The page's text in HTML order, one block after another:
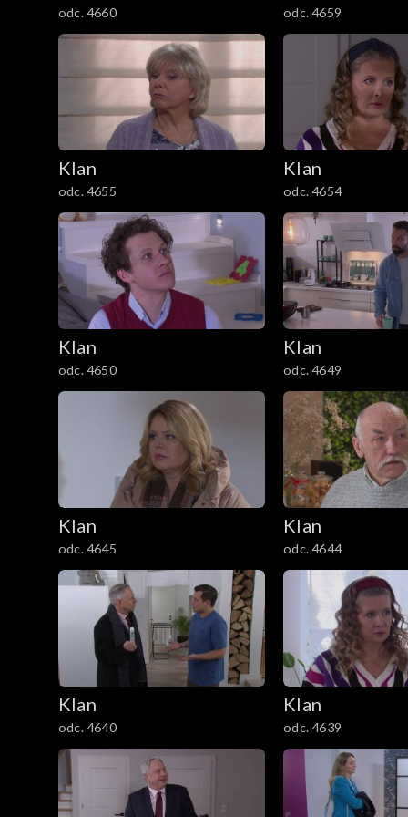
1101–1200
1001–1100
901–1000
801–900
701–800
601–700
501–600
401–500
301–400
201–300
101–200
1–100
odc. 4660 odc. 4659
Klan
odc. 4655
Klan
odc. 4654
Klan
odc. 4650
Klan
odc. 4649
Klan
odc. 4645
Klan
odc. 4644
Klan
odc. 4640
Klan
odc. 4639